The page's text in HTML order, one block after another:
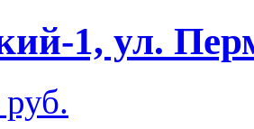
1, ул.